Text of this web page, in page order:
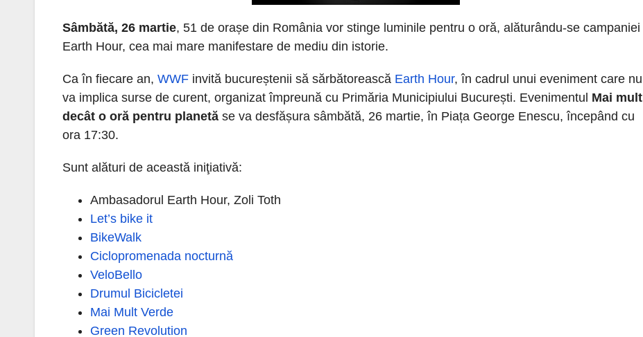
Sâmbătă, 26 martie, 51 de orașe din România vor stinge luminile pentru o oră, alăturându-se campaniei
Earth Hour, cea mai mare manifestare de mediu din istorie.
Ca în fiecare an, WWF invită bucureștenii să sărbătorească Earth Hour, în cadrul unui eveniment care nu
va implica surse de curent, organizat împreună cu Primăria Municipiului București. Evenimentul Mai mult
decât o oră pentru planetă se va desfășura sâmbătă, 26 martie, în Piața George Enescu, începând cu
ora 17:30.
Sunt alături de această iniţiativă:
Ambasadorul Earth Hour, Zoli Toth
Let’s bike it
BikeWalk
Ciclopromenada nocturnă
VeloBello
Drumul Bicicletei
Mai Mult Verde
Green Revolution